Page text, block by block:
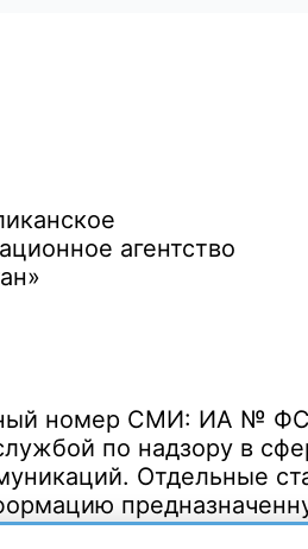
агентство
номер СМИ: ИА № ФС
по надзору в
Отдельные